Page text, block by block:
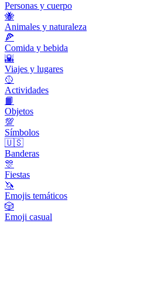
Personas y cuerpo
🐝
Animales y naturaleza
🍕
Comida y bebida
🌇
Viajes y lugares
🥎
Actividades
📙
Objetos
💯
Símbolos
🇺🇸
Banderas
🎊
Fiestas
🦄
Emojis temáticos
🎲
Emoji casual